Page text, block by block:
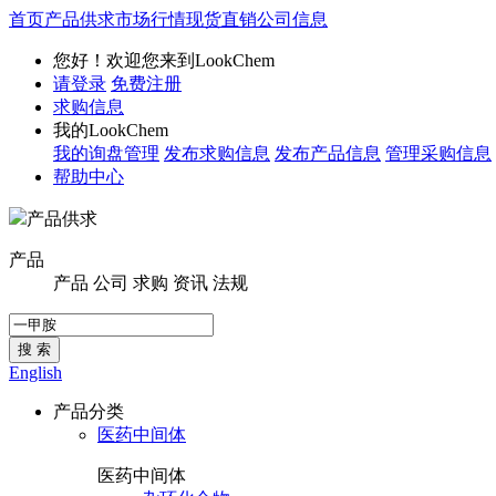
首页产品供求市场行情现货直销公司信息
您好！欢迎您来到LookChem
请登录 免费注册
求购信息
我的LookChem
我的询盘管理 发布求购信息 发布产品信息 管理采购信息
帮助中心
产品供求
产品
产品 公司 求购 资讯 法规
搜 索
English
产品分类
医药中间体
医药中间体